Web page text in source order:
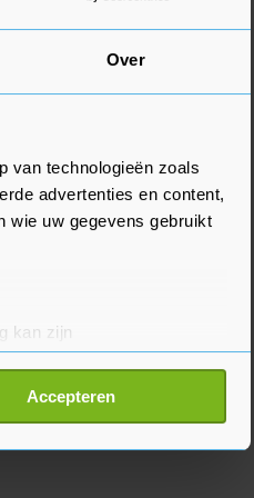
Over
van technologieën zoals
advertenties en content,
wie uw gegevens gebruikt
kan zijn
detailgedeelte
Accepteren